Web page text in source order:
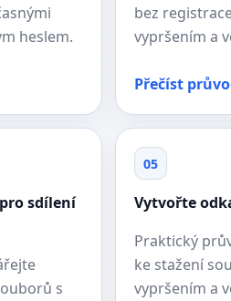
heslem.
bez
vypršením a
Přečíst
sdílení
s
05
Vytvořte
Praktický
ke stažení
vypršením a